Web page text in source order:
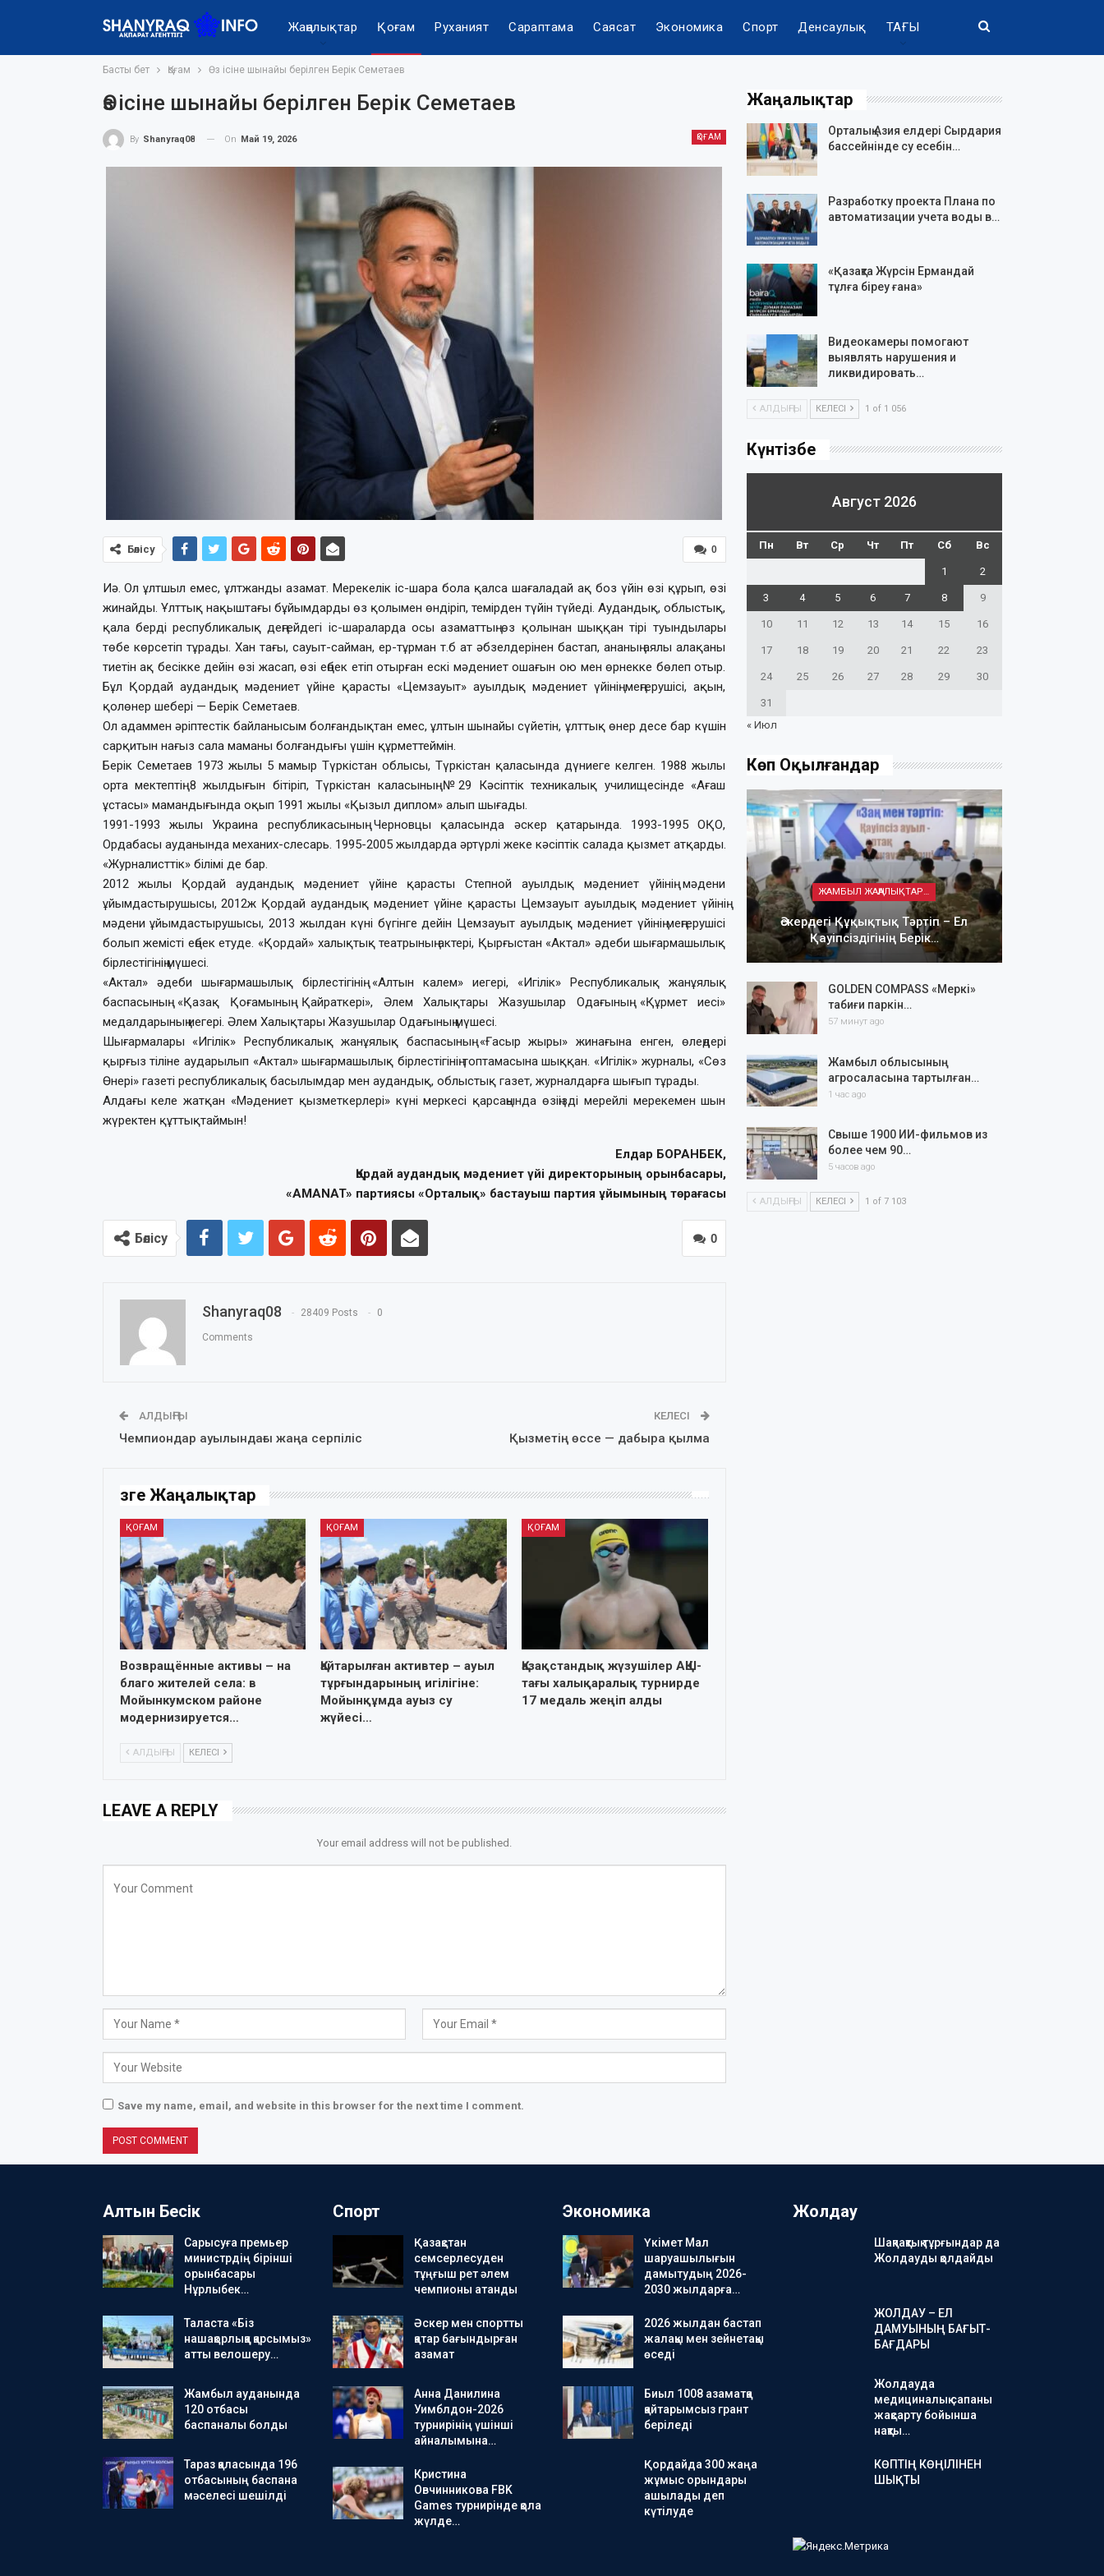
Жаңалықтар Қоғам Руханият Сараптама Саясат Экономика Спорт Денсаулық ТАҒЫ
Басты бет Қоғам Өз ісіне шынайы берілген Берік Семетаев
Өз ісіне шынайы берілген Берік Семетаев
ҚОҒАМ
By Shanyraq08 On Май 19, 2026
0
Бөлісу
Иә. Ол ұлтшыл емес, ұлтжанды азамат. Мерекелік іс-шара бола қалса шағаладай ақ боз үйін өзі құрып, өзі
жинайды. Ұлттық нақыштағы бұйымдарды өз қолымен өндіріп, темірден түйін түйеді. Аудандық, облыстық,
қала берді республикалық деңгейдегі іс-шараларда осы азаматтың өз қолынан шыққан тірі туындылары
төбе көрсетіп тұрады. Хан тағы, сауыт-сайман, ер-тұрман т.б ат әбзелдерінен бастап, ананың аялы алақаны
тиетін ақ бесікке дейін өзі жасап, өзі еңбек етіп отырған ескі мәдениет ошағын ою мен өрнекке бөлеп отыр.
Бұл Қордай аудандық мәдениет үйіне қарасты «Цемзауыт» ауылдық мәдениет үйінің меңгерушісі, ақын,
қолөнер шебері — Берік Семетаев.
Ол адаммен әріптестік байланысым болғандықтан емес, ұлтын шынайы сүйетін, ұлттық өнер десе бар күшін
сарқитын нағыз сала маманы болғандығы үшін құрметтеймін.
Берік Семетаев 1973 жылы 5 мамыр Түркістан облысы, Түркістан қаласында дүниеге келген. 1988 жылы
орта мектептің 8 жылдығын бітіріп, Түркістан каласының №29 Кәсіптік техникалық училищесінде «Ағаш
ұстасы» мамандығында оқып 1991 жылы «Қызыл диплом» алып шығады.
1991-1993 жылы Украина республикасының Черновцы қаласында әскер қатарында. 1993-1995 ОҚО,
Ордабасы ауданында механих-слесарь. 1995-2005 жылдарда әртүрлі жеке кәсіптік салада қызмет атқарды.
«Журналисттік» білімі де бар.
2012 жылы Қордай аудандық мәдениет үйіне қарасты Степной ауылдық мәдениет үйінің мәдени
ұйымдастырушысы, 2012ж Қордай аудандық мәдениет үйіне қарасты Цемзауыт ауылдық мәдениет үйінің
мәдени ұйымдастырушысы, 2013 жылдан күні бүгінге дейін Цемзауыт ауылдық мәдениет үйінің меңгерушісі
болып жемісті еңбек етуде. «Қордай» халықтық театрының актері, Қырғыстан «Актал» әдеби шығармашылық
бірлестігінің мүшесі.
«Актал» әдеби шығармашылық бірлестігінің «Алтын калем» иегері, «Игілік» Республикалық жанұялық
баспасының «Қазақ Қоғамының Қайраткері», Әлем Халықтары Жазушылар Одағының «Құрмет иесі»
медалдарының иегері. Әлем Халықтары Жазушылар Одағының мүшесі.
Шығармалары «Игілік» Республикалық жанұялық баспасының «Ғасыр жыры» жинағына енген, өлеңдері
қырғыз тіліне аударылып «Актал» шығармашылық бірлестігінің топтамасына шыққан. «Игілік» журналы, «Сөз
Өнері» газеті республикалық басылымдар мен аудандық, облыстық газет, журналдарға шығып тұрады.
Алдағы келе жатқан «Мәдениет қызметкерлері» күні меркесі қарсаңында өзіңізді мерейлі мерекемен шын
жүректен құттықтаймын!
Елдар БОРАНБЕК,
Қордай аудандық мәдениет үйі директорының орынбасары,
«AMANAT» партиясы «Орталық» бастауыш партия ұйымының төрағасы
0
Бөлісу
Shanyraq08 28409 Posts 0
Comments
АЛДЫҢҒЫ
Чемпиондар ауылындағы жаңа серпіліс
КЕЛЕСІ
Қызметің өссе — дабыра қылма
Өзге Жаңалықтар
ҚОҒАМ
Возвращённые активы – на
благо жителей села: в
Мойынкумском районе
модернизируется…
ҚОҒАМ
Қайтарылған активтер – ауыл
тұрғындарының игілігіне:
Мойынқұмда ауыз су
жүйесі…
ҚОҒАМ
Қазақстандық жүзушілер АҚШ-
тағы халықаралық турнирде
17 медаль жеңіп алды
АЛДЫҢҒЫ КЕЛЕСІ
LEAVE A REPLY
Your email address will not be published.
Save my name, email, and website in this browser for the next time I comment.
Жаңалықтар
Орталық Азия елдері Сырдария
бассейнінде су есебін…
Разработку проекта Плана по
автоматизации учета воды в…
«Қазақта Жүрсін Ермандай
тұлға біреу ғана»
Видеокамеры помогают
выявлять нарушения и
ликвидировать…
АЛДЫҢҒЫ КЕЛЕСІ 1 of 1 056
Күнтізбе
Август 2026
Пн Вт Ср Чт Пт Сб Вс
1 2
3 4 5 6 7 8 9
10 11 12 13 14 15 16
17 18 19 20 21 22 23
24 25 26 27 28 29 30
31
« Июл
Көп Оқылғандар
ЖАМБЫЛ ЖАҢАЛЫҚТАРЫ
Әскердегі Құқықтық Тәртіп – Ел
Қауіпсіздігінің Берік…
GOLDEN COMPASS «Меркі»
табиғи паркін…
57 минут ago
Жамбыл облысының
агросаласына тартылған…
1 час ago
Свыше 1900 ИИ-фильмов из
более чем 90…
5 часов ago
АЛДЫҢҒЫ КЕЛЕСІ 1 of 7 103
Алтын Бесік
Сарысуға премьер
министрдің бірінші
орынбасары
Нұрлыбек…
Таласта «Біз
нашақорлыққа қарсымыз»
атты велошеру…
Жамбыл ауданында
120 отбасы
баспаналы болды
Тараз қаласында 196
отбасының баспана
мәселесі шешілді
Спорт
Қазақстан
семсерлесуден
тұңғыш рет әлем
чемпионы атанды
Әскер мен спортты
қатар бағындырған
азамат
Анна Данилина
Уимблдон-2026
турнирінің үшінші
айналымына…
Кристина
Овчинникова FBK
Games турнирінде қола
жүлде…
Экономика
Үкімет Мал
шаруашылығын
дамытудың 2026-
2030 жылдарға…
2026 жылдан бастап
жалақы мен зейнетақы
өседі
Биыл 1008 азаматқа
қайтарымсыз грант
беріледі
Қордайда 300 жаңа
жұмыс орындары
ашылады деп
күтілуде
Жолдау
Шақпақтық тұрғындар да
Жолдауды қолдайды
ЖОЛДАУ – ЕЛ
ДАМУЫНЫҢ БАҒЫТ-
БАҒДАРЫ
Жолдауда
медициналық сапаны
жақсарту бойынша
нақты…
КӨПТІҢ КӨҢІЛІНЕН
ШЫҚТЫ